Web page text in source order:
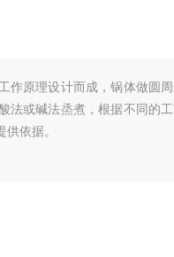
作原理设计而成，锅体做圆
法或碱法烝煮，根据不同的
依据。